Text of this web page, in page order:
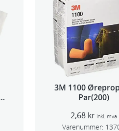
3M 1100
Par(200)
2,68 kr inkl. mva
Varenummer: